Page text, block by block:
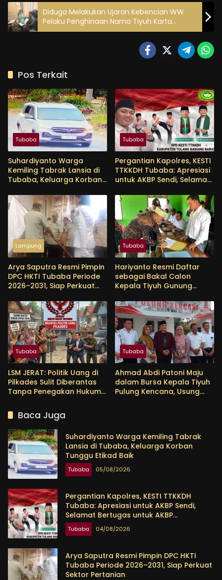
Diduga Melakukan Ujaran Kebencian WW
Pelaku Penghinaan Nama Tiyuh Karta
Diperiksa Tipiter Polres Tubaba
Pos Terkait
Tubaba
Suhardiyanto Warga
Kemiling Tabrak Lansia di
Tubaba, Keluarga Korban
Tubaba
Pergantian Kapolres, KESTI
TTKKDH Tubaba: Apresiasi
untuk AKBP Sendi, Selamat
Himmawan
Lampung
Arya Saputra Resmi Pimpin
DPC HKTI Tubaba Periode
2026–2031, Siap Perkuat
Tubaba
Hariyanto Resmi Daftar
sebagai Bakal Calon
Kepala Tiyuh Gunung
Pembangunan dan
Tingkatkan Kesejahteraan
Warga
Tubaba
LSM JERAT: Politik Uang di
Pilkades Sulit Diberantas
Tanpa Penegakan Hukum
Tubaba
Ahmad Abdi Patoni Maju
dalam Bursa Kepala Tiyuh
Pulung Kencana, Usung
Baca Juga
Suhardiyanto Warga Kemiling Tabrak
Lansia di Tubaba, Keluarga Korban
Tunggu Etikad Baik
Tubaba 05/08/2026
Pergantian Kapolres, KESTI TTKKDH
Tubaba: Apresiasi untuk AKBP Sendi,
Selamat Bertugas untuk AKBP
Himmawan
Tubaba 04/08/2026
Arya Saputra Resmi Pimpin DPC HKTI
Tubaba Periode 2026–2031, Siap Perkuat
Sektor Pertanian